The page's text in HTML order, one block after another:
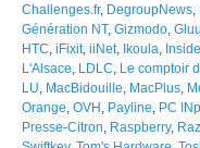
Challenges.fr, DegroupNews,
Génération NT, Gizmodo,
HTC, iFixit, iiNet, Ikoula,
L'Alsace, LDLC, Le comptoir
LU, MacBidouille, MacPlus,
Orange, OVH , Payline, PC
Presse-Citron, Raspberry,